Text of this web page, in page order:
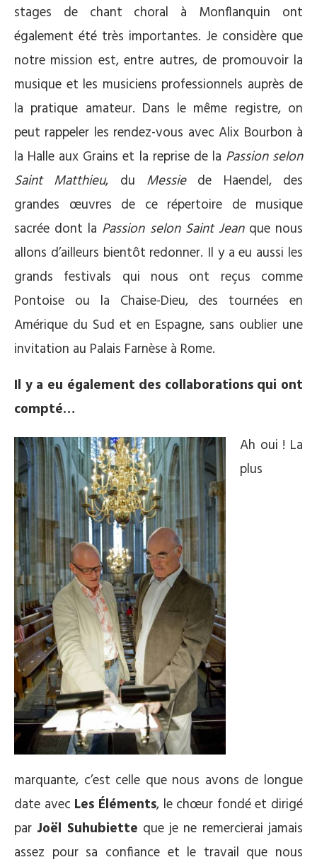
stages de chant choral à Monflanquin ont
également été très importantes. Je considère que
notre mission est, entre autres, de promouvoir la
musique et les musiciens professionnels auprès de
la pratique amateur. Dans le même registre, on
peut rappeler les rendez-vous avec Alix Bourbon à
la Halle aux Grains et la reprise de la Passion selon
Saint Matthieu, du Messiede Haendel, des
grandes œuvres de ce répertoire de musique
sacrée dont la Passion selon Saint Jeanque nous
allons d’ailleurs bientôt redonner. Il y a eu aussi les
grands festivals qui nous ont reçus comme
Pontoise ou la Chaise-Dieu, des tournées en
Amérique du Sud et en Espagne, sans oublier une
invitation au Palais Farnèse à Rome.
Il y a eu également des collaborations qui ont
compté…
Ah oui ! La
plus
marquante, c’est celle que nous avons de longue
date avec Les Éléments, le chœur fondé et dirigé
par Joël Suhubiette que je ne remercierai jamais
assez pour sa confiance et le travail que nous